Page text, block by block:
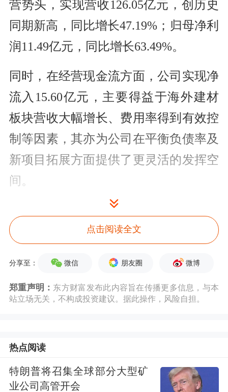
营势头，实现营收126.05亿元，创历史
同期新高，同比增长47.19%；归母净利
润11.49亿元，同比增长63.49%。
同时，在经营现金流方面，公司实现净
流入15.60亿元，主要得益于海外建材
板块营收大幅增长、费用率得到有效控
制等因素，其亦为公司在平衡负债率及
新项目拓展方面提供了更灵活的发挥空
间。
具体到业务层面，海外建材板块，其第
三季度营收同比去年同期实现大幅增
的汇兑损失压力，但毛利率环比有所下
整体毛利率较低；同时，公司玻璃及洁
点击阅读全文
分享至： 微信 朋友圈 微博
郑重声明： 东方财富发布此内容旨在传播更多信息，与本
站立场无关，不构成投资建议。据此操作，风险自担。
热点阅读
特朗普将召集全球部分大型矿
业公司高管开会